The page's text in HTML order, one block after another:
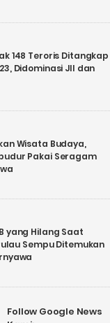
148 Teroris Ditangkap
Didominasi JII dan
Wisata Budaya,
Pakai Seragam
yang Hilang Saat
Sempu Ditemukan
Follow Google News